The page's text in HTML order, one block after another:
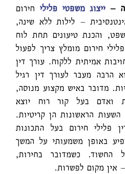
–ייצוג משפטי פליליחירום
– לילות ללא שינה,
והכנת טיעונים תחת לוח
חירום מומלץ צריך לפעול
אמיתית ללקוח. עורך דין
הרבה מעבר לעורך דין רגיל
מדובר באיש מקצוע מנוסה,
ואדם בעל קור רוח יוצא
השעות הראשונות הן קריטיות.
פלילי חירום בעל התכונות
באופן משמעותי על המשך
החשוד. כשמדובר בחירות,
אין מקום לפשרות.